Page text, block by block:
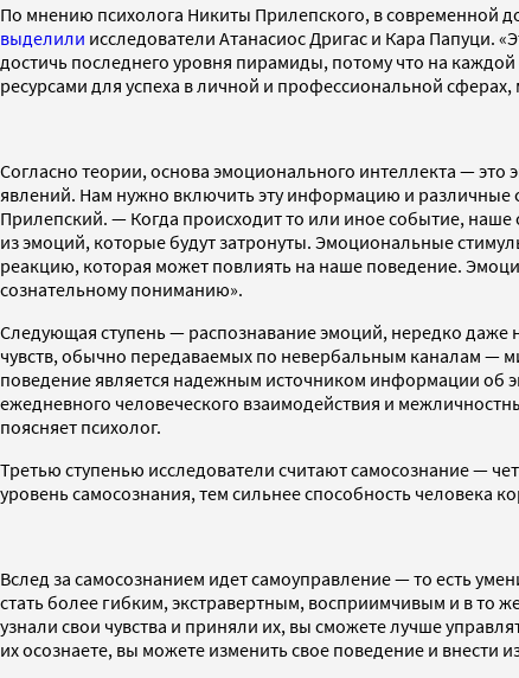
По мнению психолога Никиты Прилепского, в современной
выделили исследователи Атанасиос Дригас и Кара Папуци.
достичь последнего уровня пирамиды, потому что на
ресурсами для успеха в личной и профессиональной
Согласно теории, основа эмоционального интеллекта —
явлений. Нам нужно включить эту информацию и различные
Прилепский. — Когда происходит то или иное событие,
из эмоций, которые будут затронуты. Эмоциональные
реакцию, которая может повлиять на наше поведение.
сознательному пониманию».
Следующая ступень — распознавание эмоций, нередко
чувств, обычно передаваемых по невербальным каналам —
поведение является надежным источником информации об
ежедневного человеческого взаимодействия и
поясняет психолог.
Третью ступенью исследователи считают самосознание —
уровень самосознания, тем сильнее способность человека
Вслед за самосознанием идет самоуправление — то есть
стать более гибким, экстравертным, восприимчивым и в
узнали свои чувства и приняли их, вы сможете лучше
их осознаете, вы можете изменить свое поведение и внести